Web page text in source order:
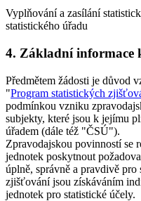
Vyplňování a zasílání
statistického úřadu
4. Základní informace
Předmětem žádosti je důvod
"Program statistických
podmínkou vzniku
subjekty, které jsou k jejímu
úřadem (dále též "ČSÚ").
Zpravodajskou povinností se
jednotek poskytnout
úplně, správně a pravdivě
zjišťování jsou získáváním
jednotek pro statistické účely.